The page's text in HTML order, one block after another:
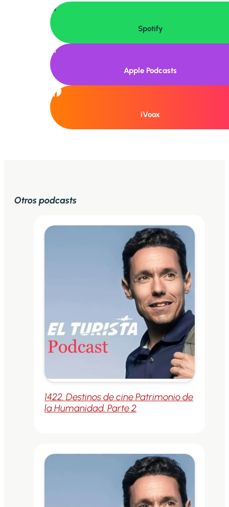

Spotify

Apple Podcasts
iVoox
Otros podcasts
1422. Destinos de cine Patrimonio de
la Humanidad. Parte 2